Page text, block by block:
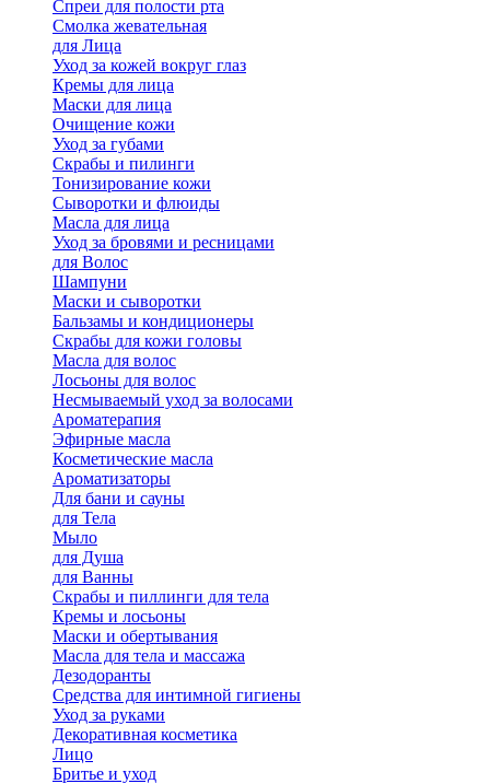
Спреи для полости рта
Смолка жевательная
для Лица
Уход за кожей вокруг глаз
Кремы для лица
Маски для лица
Очищение кожи
Уход за губами
Скрабы и пилинги
Тонизирование кожи
Сыворотки и флюиды
Масла для лица
Уход за бровями и ресницами
для Волос
Шампуни
Маски и сыворотки
Бальзамы и кондиционеры
Скрабы для кожи головы
Масла для волос
Лосьоны для волос
Несмываемый уход за волосами
Ароматерапия
Эфирные масла
Косметические масла
Ароматизаторы
Для бани и сауны
для Тела
Мыло
для Душа
для Ванны
Скрабы и пиллинги для тела
Кремы и лосьоны
Маски и обертывания
Масла для тела и массажа
Дезодоранты
Средства для интимной гигиены
Уход за руками
Декоративная косметика
Лицо
Бритье и уход